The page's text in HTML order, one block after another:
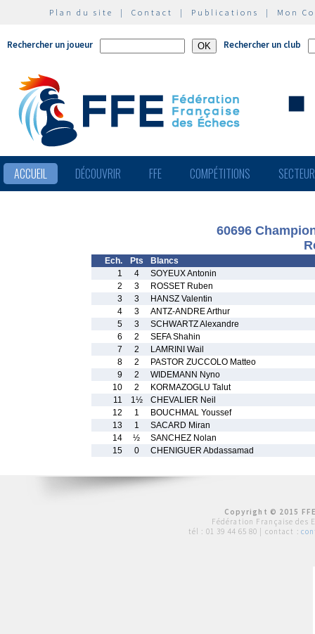
Plan du site | Contact | Publications | Mon
Rechercher un joueur Rechercher un club
ACCUEIL DÉCOUVRIR FFE COMPÉTITIONS
60696
Ech. Pts
Blancs
1
4
SOYEUX Antonin
2
3
ROSSET Ruben
3
3
HANSZ Valentin
4
3
ANTZ-ANDRE Arthur
5
3
SCHWARTZ Alexandre
6
2
SEFA Shahin
7
2
LAMRINI Wail
8
2
PASTOR ZUCCOLO Matteo
9
2
WIDEMANN Nyno
10
2
KORMAZOGLU Talut
11
1½
CHEVALIER Neil
12
1
BOUCHMAL Youssef
13
1
SACARD Miran
14
½
SANCHEZ Nolan
15
0 CHENIGUER Abdassamad
Copyright © 2015
Fédération Française des
tél : 01 39 44 65 80 | contact :